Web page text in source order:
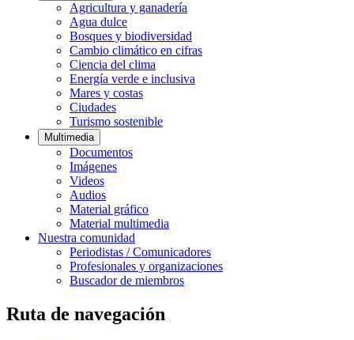
Agricultura y ganadería
Agua dulce
Bosques y biodiversidad
Cambio climático en cifras
Ciencia del clima
Energía verde e inclusiva
Mares y costas
Ciudades
Turismo sostenible
Multimedia
Documentos
Imágenes
Videos
Audios
Material gráfico
Material multimedia
Nuestra comunidad
Periodistas / Comunicadores
Profesionales y organizaciones
Buscador de miembros
Ruta de navegación